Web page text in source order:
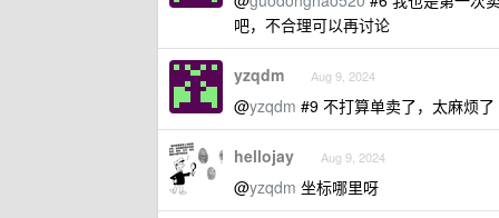
吧，不合理可以再讨论
yzqdm Aug 9, 2024
@yzqdm #9 不打算单卖了，太麻烦了
hellojay Aug 9, 2024
@yzqdm 坐标哪里呀